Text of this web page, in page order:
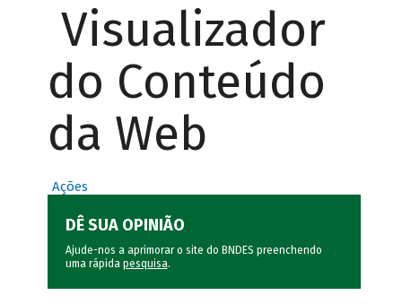
Visualizador
do Conteúdo
da Web
Ações
DÊ SUA OPINIÃO
Ajude-nos a aprimorar o site do BNDES preenchendo
uma rápida pesquisa.